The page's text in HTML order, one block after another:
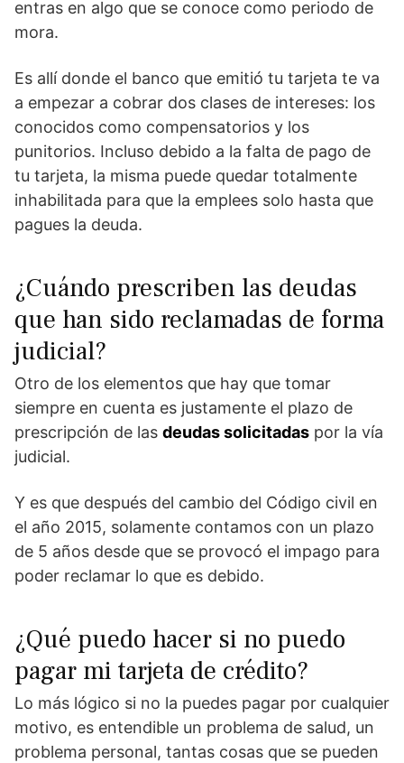
entras en algo que se conoce como periodo de
mora.
Es allí donde el banco que emitió tu tarjeta te va
a empezar a cobrar dos clases de intereses: los
conocidos como compensatorios y los
punitorios. Incluso debido a la falta de pago de
tu tarjeta, la misma puede quedar totalmente
inhabilitada para que la emplees solo hasta que
pagues la deuda.
¿Cuándo prescriben las deudas
que han sido reclamadas de forma
judicial?
Otro de los elementos que hay que tomar
siempre en cuenta es justamente el plazo de
prescripción de las deudas solicitadas por la vía
judicial.
Y es que después del cambio del Código civil en
el año 2015, solamente contamos con un plazo
de 5 años desde que se provocó el impago para
poder reclamar lo que es debido.
¿Qué puedo hacer si no puedo
pagar mi tarjeta de crédito?
Lo más lógico si no la puedes pagar por cualquier
motivo, es entendible un problema de salud, un
problema personal, tantas cosas que se pueden